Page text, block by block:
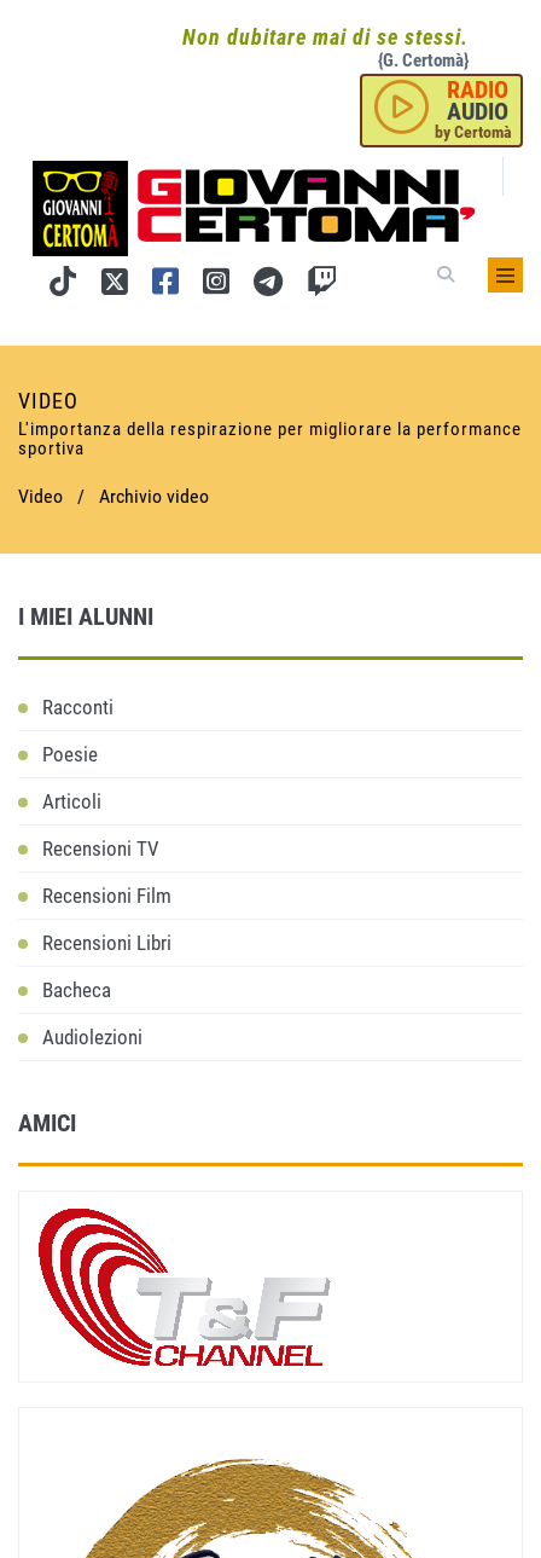
Non dubitare mai di se stessi.
{G. Certomà}
RADIO
AUDIO
by Certomà
VIDEO
L'importanza della respirazione per migliorare la performance
sportiva
Video / Archivio video
I MIEI ALUNNI
Racconti
Poesie
Articoli
Recensioni TV
Recensioni Film
Recensioni Libri
Bacheca
Audiolezioni
AMICI